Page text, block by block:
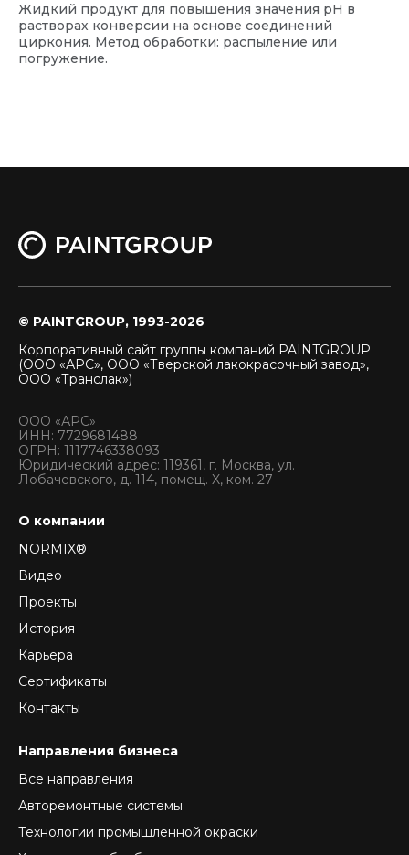
Жидкий продукт для повышения значения рН в
растворах конверсии на основе соединений
циркония. Метод обработки: распыление или
погружение.
© PAINTGROUP, 1993-2026
Корпоративный сайт группы компаний PAINTGROUP
(ООО «АРС», ООО «Тверской лакокрасочный завод»,
ООО «Транслак»)
ООО «АРС»
ИНН: 7729681488
ОГРН: 1117746338093
Юридический адрес: 119361, г. Москва, ул.
Лобачевского, д. 114, помещ. X, ком. 27
О компании
NORMIX®
Видео
Проекты
История
Карьера
Сертификаты
Контакты
Направления бизнеса
Все направления
Авторемонтные системы
Технологии промышленной окраски